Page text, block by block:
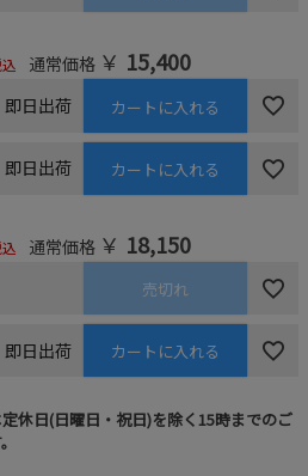
通常価格 ￥ 15,400
即日出荷 カートに入れる
即日出荷 カートに入れる
通常価格 ￥ 18,150
売切れ
即日出荷 カートに入れる
休日(日曜日・祝日)を除く15時までのご